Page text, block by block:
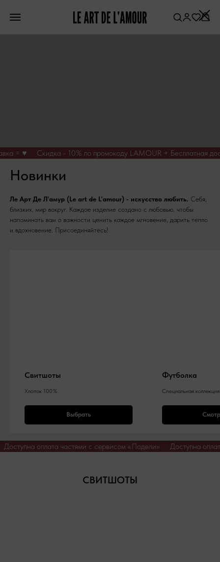
♥ Скидка - 10% по промокоду LAMOUR + Бесплатная
Новинки
Ле Арт Де Л'амур (Le art de L'amour) - искусство любить. Себя,
близких, мир вокруг. Каждое изделие создано с любовью, чтобы
напоминать вам о важности ценить каждое мгновение, дарить тепло
и вдохновение. Присоединяйтесь!
Свитшоты
Хлопок 100%
Выбрать
Футболка
Специальная коллекция
Доступна оплата частями с сервисом «Подели»
СВИТШОТЫ